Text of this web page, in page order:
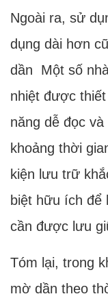
Ngoài ra, sử
dụng dài hơn
dần Một số
nhiệt được
năng dễ đọc
khoảng thời
kiện lưu trữ
biệt hữu ích để
cần được lưu
Tóm lại, trong
mờ dần theo